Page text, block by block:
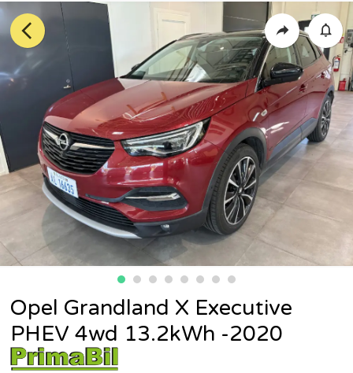
Opel Grandland X Executive
PHEV 4wd 13.2kWh -2020